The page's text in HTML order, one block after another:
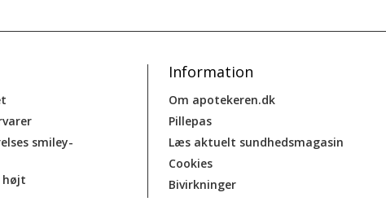
smiley-
højt
Information
Om apotekeren.dk
Pillepas
Læs aktuelt sundhedsmagasin
Cookies
Bivirkninger